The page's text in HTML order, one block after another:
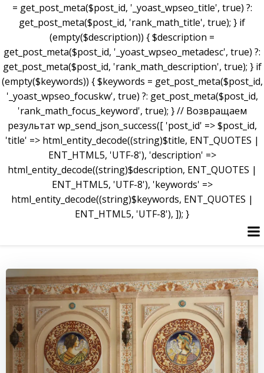
= get_post_meta($post_id, '_yoast_wpseo_title', true) ?:
get_post_meta($post_id, 'rank_math_title', true); } if
(empty($description)) { $description =
get_post_meta($post_id, '_yoast_wpseo_metadesc', true) ?:
get_post_meta($post_id, 'rank_math_description', true); } if
(empty($keywords)) { $keywords = get_post_meta($post_id,
'_yoast_wpseo_focuskw', true) ?: get_post_meta($post_id,
'rank_math_focus_keyword', true); } // Возвращаем
результат wp_send_json_success([ 'post_id' => $post_id,
'title' => html_entity_decode((string)$title, ENT_QUOTES |
ENT_HTML5, 'UTF-8'), 'description' =>
html_entity_decode((string)$description, ENT_QUOTES |
ENT_HTML5, 'UTF-8'), 'keywords' =>
html_entity_decode((string)$keywords, ENT_QUOTES |
ENT_HTML5, 'UTF-8'), ]); }